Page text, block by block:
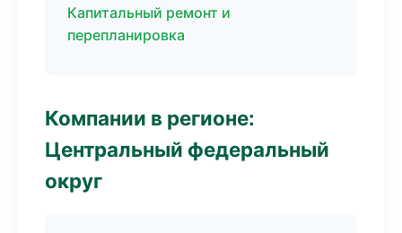
Капитальный ремонт и
перепланировка
Компании в регионе:
Центральный федеральный
округ